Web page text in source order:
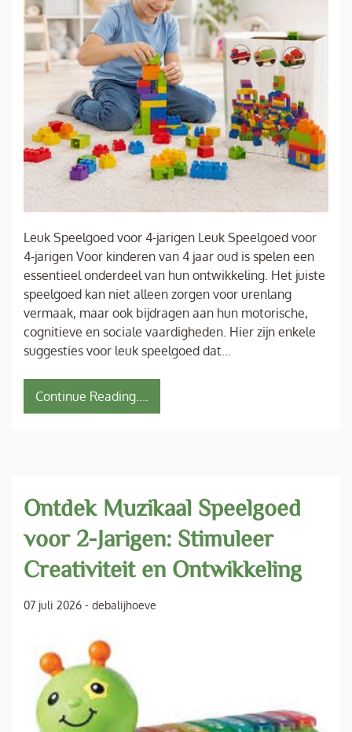
Leuk Speelgoed voor 4-jarigen Leuk Speelgoed voor
4-jarigen Voor kinderen van 4 jaar oud is spelen een
essentieel onderdeel van hun ontwikkeling. Het juiste
speelgoed kan niet alleen zorgen voor urenlang
vermaak, maar ook bijdragen aan hun motorische,
cognitieve en sociale vaardigheden. Hier zijn enkele
suggesties voor leuk speelgoed dat…
Continue Reading....
Ontdek Muzikaal Speelgoed
voor 2-Jarigen: Stimuleer
Creativiteit en Ontwikkeling
07 juli 2026 - debalijhoeve